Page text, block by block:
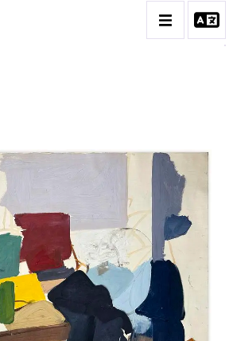
BIOGRAPHIE
DES OEUVRES
DESSIN
PEINTURE
CONTACT